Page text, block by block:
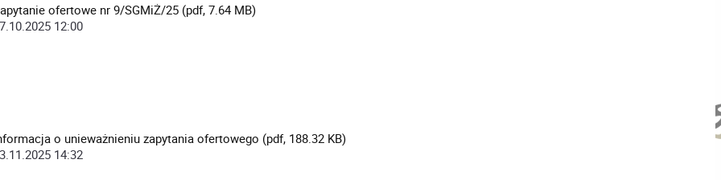
ofertowe nr 9/SGMiŻ/25 (pdf, 7.64 MB)
12:00
o unieważnieniu zapytania ofertowego (pdf, 188.32 KB)
14:32